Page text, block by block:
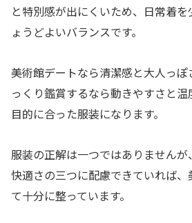
と特別感が出にくいため、日常着
ょうどよいバランスです。
美術館デートなら清潔感と大人っ
っくり鑑賞するなら動きやすさと温
目的に合った服装になります。
服装の正解は一つではありません
快適さの三つに配慮できていれば
て十分に整っています。